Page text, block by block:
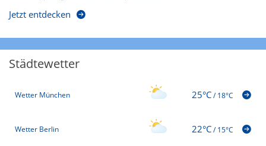
Jetzt entdecken
Städtewetter
Wetter München 25°C/18°C
Wetter Berlin 22°C/15°C